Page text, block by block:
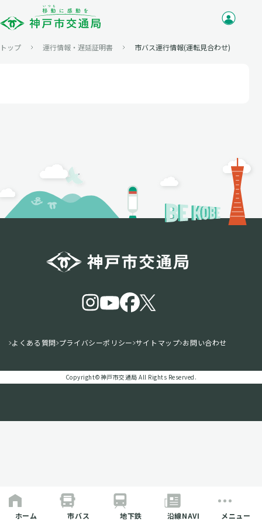
トップ 運行情報・遅延証明書 市バス運行情報(運転見合わせ)
よくある質問 プライバシーポリシー サイトマップ お問い合わせ
Copyright©️神戸市交通局 All Rights Reserved.
ホーム 市バス 地下鉄 沿線NAVI メニュー